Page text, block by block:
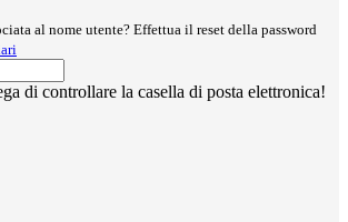
al nome utente? Effettua il reset della password
di controllare la casella di posta elettronica!